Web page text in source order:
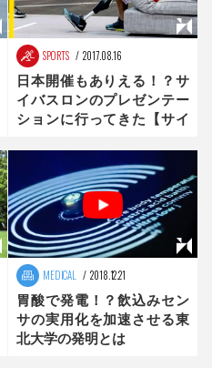
SPORTS 2017.08.16
日本開催もありえる！？サ
イバスロンのプレゼンテー
ションに行ってきた【サイ
MEDICAL 2018.12.21
胃酸で発電！？飲込みセン
サの実用化を加速させる東
北大学の発明とは